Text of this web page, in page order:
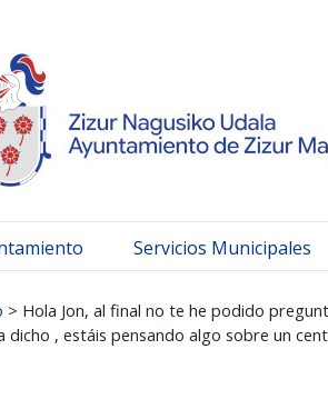
Servicios Municipales
> Hola Jon, al final no te he podido
dicho , estáis pensando algo sobre un